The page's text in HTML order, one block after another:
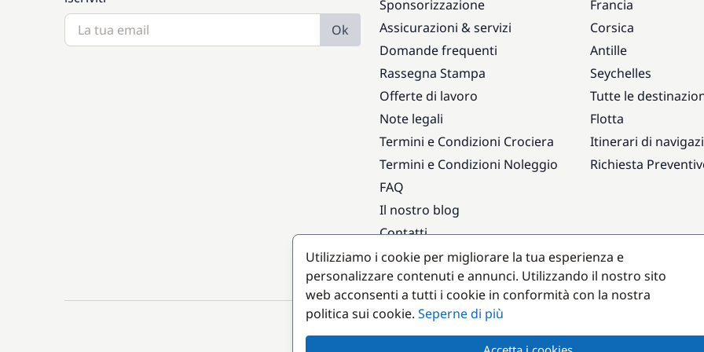
Ok
Sponsorizzazione
Assicurazioni & servizi
Domande frequenti
Rassegna Stampa
Offerte di lavoro
Note legali
Termini e Condizioni Crociera
Termini e Condizioni Noleggio
FAQ
Il nostro blog
Contatti
Francia
Corsica
Antille
Seychelles
Tutte le
Flotta
Itinerari di
Richiesta
Destinazioni popolari
Utilizziamo i cookie per migliorare la tua esperienza e
personalizzare contenuti e annunci. Utilizzando il nostro sito
web acconsenti a tutti i cookie in conformità con la nostra
politica sui cookie. Seperne di più